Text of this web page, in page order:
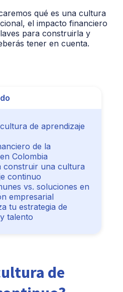
qué es una cultura
el impacto financiero
para construirla y
tener en cuenta.
de aprendizaje
de la
Colombia
construir una cultura
continuo
vs. soluciones en
empresarial
tu estrategia de
talento
de